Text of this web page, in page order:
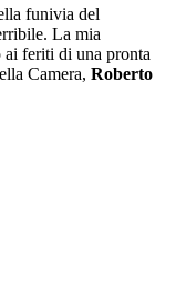
funivia del
La mia
feriti di una pronta
Camera, Roberto